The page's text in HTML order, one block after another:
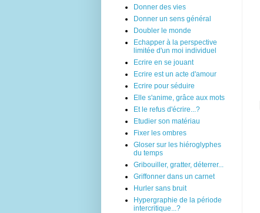
Donner des vies
Donner un sens général
Doubler le monde
Echapper à la perspective
limitée d'un moi individuel
Ecrire en se jouant
Ecrire est un acte d'amour
Ecrire pour séduire
Elle s'anime, grâce aux mots
Et le refus d'écrire...?
Etudier son matériau
Fixer les ombres
Gloser sur les hiéroglyphes
du temps
Gribouiller, gratter, déterrer...
Griffonner dans un carnet
Hurler sans bruit
Hypergraphie de la période
intercritique...?